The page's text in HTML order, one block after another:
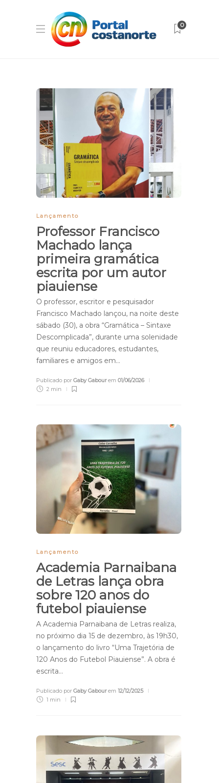
0
Lançamento
Professor Francisco
Machado lança
primeira gramática
escrita por um autor
piauiense
O professor, escritor e pesquisador
Francisco Machado lançou, na noite deste
sábado (30), a obra “Gramática – Sintaxe
Descomplicada”, durante uma solenidade
que reuniu educadores, estudantes,
familiares e amigos em…
Publicado por Gaby Gabourem 01/06/2026
2 min
Lançamento
Academia Parnaibana
de Letras lança obra
sobre 120 anos do
futebol piauiense
A Academia Parnaibana de Letras realiza,
no próximo dia 15 de dezembro, às 19h30,
o lançamento do livro “Uma Trajetória de
120 Anos do Futebol Piauiense”. A obra é
escrita…
Publicado por Gaby Gabourem 12/12/2025
1 min